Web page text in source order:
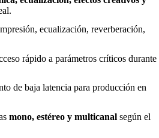
ecualización, reverberación,
rápido a parámetros críticos durante
de baja latencia para producción en
mono, estéreo y multicanal según el